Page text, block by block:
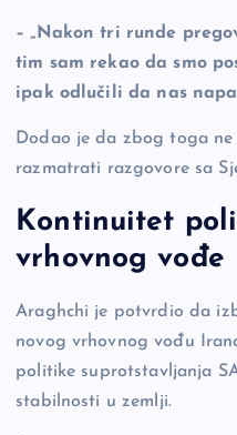
– „Nakon tri runde
tim sam rekao da smo
ipak odlučili da nas
Dodao je da zbog toga ne
razmatrati razgovore sa
Kontinuitet
vrhovnog vođe
Araghchi je potvrdio da
novog vrhovnog vođu
politike suprotstavljanja
stabilnosti u zemlji.